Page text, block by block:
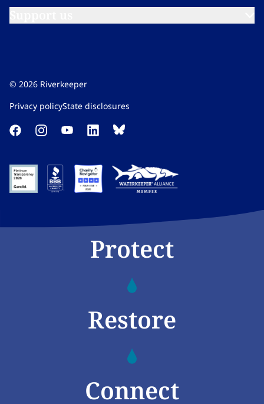
© 2026 Riverkeeper
Privacy policy​​​​‌ ‍ ​‍​‍‌‍ ‌ ​‍‌‍‍‌‌‍‌ ‌‍‍‌‌‍ ‍​‍​‍​ ‍‍​‍​‍‌ ​ ‌‍​‌‌‍ ‍‌‍‍‌‌ ‌​‌ ‍‌​‍ ‍‌‍‍‌‌‍ ​‍​‍​‍ ​​‍​‍‌‍‍​‌ ​‍‌‍‌‌‌‍‌‍​‍​‍​ ‍‍​‍​‍‌‍‍​‌ ‌​‌ ‌​‌ ​​‌ ​ ​ ‍‍​‍ ​‍ ‌‍​ ‌‍ ‌‌ ​ ​‍ ‍‌‍ ‌‌‍​‌‌‍‍‌‌‍ ‍​‍ ‍​ ​‍​ ​​​ ​‍​ ‌​‌ ​‍‌‍‌‌‌‍‌​‌‍‌‌‌ ​ ‌‍‍‌‌‍‌ ‌‍ ‍​‍ ‍‌ ​‍‌‍‍‌‌ ‌‍‌‍‌‌‌ ​‍‌‍‍ ‌‍‌‌‌‍‌‌‌ ​​‌‍‌‌‌ ​‍​‍ ‍‌‍ ‌ ​‍‌‍‌ ​‍ ‌‍‍‌‌‍ ‍‌ ‌​‌‍‌‌‌‍ ‍‌ ‌​​‍ ‌‍‌‌‌‍‌​‌‍‍‌‌ ‌​​‍ ‌‍ ‌‌‍ ‌‍‌​‌‍‌‌​ ‌‌ ​​‌ ​‍‌‍‌‌‌ ​ ‌‍‌‌‌‍ ‍‌ ‌​‌‍​‌‌ ‌​‌‍‍‌‌‍ ‌‍ ‍​ ‍ ‌‍‍‌‌‍‌​​ ‌‌‍‌‍‌‍ ‌‍ ‌ ‌​‌‍‌‌‌ ​‍​ ‍ ‌ ‌​‌ ‍‌‌ ​​‌‍‌‌​ ‌‌‍‌‍‌‍ ‌‍ ‌ ‌​‌‍‌‌‌ ​‍​ ‍ ‌ ​​‌‍​‌‌ ‌​‌‍‍​​ ‌‌‍​‌‌‍‌​‌‍‌​‌‍‍‌‌ ‌​‌‍‍‌‌‍ ‌‍ ‍‌‍​‌‌‍ ​‌​ ​‌‍‍‌‌‍ ‍‌‍‍ ‌ ​ ​‍‌‌​ ‌‌‌​​‍‌‌ ‌‍‍ ‌‍‌‌‌ ‍‌​‍‌‌​ ​ ‌​‌​​‍‌‌​ ​ ‌​‌​​‍‌‌​ ​‍​ ​‍‌‍​ ‌‍‌‍​ ​​​ ​‍​ ​‌​ ‌‍​ ‍‌​ ‌​​ ‌​‌‍​‌​ ​‍‌‍​ ​‍‌‌​ ​‍​ ​‍​‍‌‌​ ‌‌‌​‌​​‍ ‍‌ ‌​‌‍‌‌‌ ‍​‌ ‌​​ ‌‍​‍‌‍​‌‌ ​ ‌‍‌‌‌‌‌‌‌ ​‍‌‍ ​​ ‌‌‍‍​‌ ‌​‌ ‌​‌ ​​‌ ​ ​‍‌‌​ ​ ‌​​‌​‍‌‌​ ​‍‌​‌‍​‍‌‌​ ​‍‌​‌‍‌‍​ ‌‍ ‌‌ ​ ​‍ ‍‌‍ ‌‌‍​‌‌‍‍‌‌‍ ‍​‍ ‍​ ​‍​ ​​​ ​‍​ ‌​‌ ​‍‌‍‌‌‌‍‌​‌‍‌‌‌ ​ ‌‍‍‌‌‍‌ ‌‍ ‍​‍ ‍‌ ​‍‌‍‍‌‌ ‌‍‌‍‌‌‌ ​‍‌‍‍ ‌‍‌‌‌‍‌‌‌ ​​‌‍‌‌‌ ​‍​‍ ‍‌‍ ‌ ​‍‌‍‌ ​‍‌‍‌‍‍‌‌‍‌​​ ‌‌‍‌‍‌‍ ‌‍ ‌ ‌​‌‍‌‌‌ ​‍​‍‌‍‌ ‌​‌ ‍‌‌ ​​‌‍‌‌​ ‌‌‍‌‍‌‍ ‌‍ ‌ ‌​‌‍‌‌‌ ​‍​‍‌‍‌ ​​‌‍​‌‌ ‌​‌‍‍​​ ‌‌‍​‌‌‍‌​‌‍‌​‌‍‍‌‌ ‌​‌‍‍‌‌‍ ‌‍ ‍‌‍​‌‌‍ ​‌​ ​‌‍‍‌‌‍ ‍‌‍‍ ‌ ​ ​‍‌‌​ ‌‌‌​​‍‌‌ ‌‍‍ ‌‍‌‌‌ ‍‌​‍‌‌​ ​ ‌​‌​​‍‌‌​ ​ ‌​‌​​‍‌‌​ ​‍​ ​‍‌‍​ ‌‍‌‍​ ​​​ ​‍​ ​‌​ ‌‍​ ‍‌​ ‌​​ ‌​‌‍​‌​ ​‍‌‍​ ​‍‌‌​ ​‍​ ​‍​‍‌‌​ ‌‌‌​‌​​‍ ‍‌ ‌​‌‍‌‌‌ ‍​‌ ‌​​‍‌‍‌ ​​‌‍‌‌‌ ​‍‌ ​ ‌ ​​‌‍‌‌‌‍​ ‌ ‌​‌‍‍‌‌ ‌‍‌‍‌‌​ ‌‌ ​​‌ ‌‌‌‍​‍‌‍ ​‌‍‍‌‌ ​ ‌‍‍​‌‍‌‌‌‍‌​​‍​‍‌ ‌State disclosures​​​​‌ ‍ ​‍​‍‌‍ ‌ ​‍‌‍‍‌‌‍‌ ‌‍‍‌‌‍ ‍​‍​‍​ ‍‍​‍​‍‌ ​ ‌‍​‌‌‍ ‍‌‍‍‌‌ ‌​‌ ‍‌​‍ ‍‌‍‍‌‌‍ ​‍​‍​‍ ​​‍​‍‌‍‍​‌ ​‍‌‍‌‌‌‍‌‍​‍​‍​ ‍‍​‍​‍‌‍‍​‌ ‌​‌ ‌​‌ ​​‌ ​ ​ ‍‍​‍ ​‍ ‌‍​ ‌‍ ‌‌ ​ ​‍ ‍‌‍ ‌‌‍​‌‌‍‍‌‌‍ ‍​‍ ‍​ ​‍​ ​​​ ​‍​ ‌​‌ ​‍‌‍‌‌‌‍‌​‌‍‌‌‌ ​ ‌‍‍‌‌‍‌ ‌‍ ‍​‍ ‍‌ ​‍‌‍‍‌‌ ‌‍‌‍‌‌‌ ​‍‌‍‍ ‌‍‌‌‌‍‌‌‌ ​​‌‍‌‌‌ ​‍​‍ ‍‌‍ ‌ ​‍‌‍‌ ​‍ ‌‍‍‌‌‍ ‍‌ ‌​‌‍‌‌‌‍ ‍‌ ‌​​‍ ‌‍‌‌‌‍‌​‌‍‍‌‌ ‌​​‍ ‌‍ ‌‌‍ ‌‍‌​‌‍‌‌​ ‌‌ ​​‌ ​‍‌‍‌‌‌ ​ ‌‍‌‌‌‍ ‍‌ ‌​‌‍​‌‌ ‌​‌‍‍‌‌‍ ‌‍ ‍​ ‍ ‌‍‍‌‌‍‌​​ ‌‌‍‌‍‌‍ ‌‍ ‌ ‌​‌‍‌‌‌ ​‍​ ‍ ‌ ‌​‌ ‍‌‌ ​​‌‍‌‌​ ‌‌‍‌‍‌‍ ‌‍ ‌ ‌​‌‍‌‌‌ ​‍​ ‍ ‌ ​​‌‍​‌‌ ‌​‌‍‍​​ ‌‌‍​‌‌‍‌​‌‍‌​‌‍‍‌‌ ‌​‌‍‍‌‌‍ ‌‍ ‍‌‍​‌‌‍ ​‌​ ​‌‍‍‌‌‍ ‍‌‍‍ ‌ ​ ​‍‌‌​ ‌‌‌​​‍‌‌ ‌‍‍ ‌‍‌‌‌ ‍‌​‍‌‌​ ​ ‌​‌​​‍‌‌​ ​ ‌​‌​​‍‌‌​ ​‍​ ​‍​ ‌‍‌‍​ ‌‍‌‌​ ‍​‌‍‌‌​ ​​‌‍‌​​ ​‍‌‍​‌​ ‌​​ ‍​​ ‍​​‍‌‌​ ​‍​ ​‍​‍‌‌​ ‌‌‌​‌​​‍ ‍‌ ‌​‌‍‌‌‌ ‍​‌ ‌​​ ‌‍​‍‌‍​‌‌ ​ ‌‍‌‌‌‌‌‌‌ ​‍‌‍ ​​ ‌‌‍‍​‌ ‌​‌ ‌​‌ ​​‌ ​ ​‍‌‌​ ​ ‌​​‌​‍‌‌​ ​‍‌​‌‍​‍‌‌​ ​‍‌​‌‍‌‍​ ‌‍ ‌‌ ​ ​‍ ‍‌‍ ‌‌‍​‌‌‍‍‌‌‍ ‍​‍ ‍​ ​‍​ ​​​ ​‍​ ‌​‌ ​‍‌‍‌‌‌‍‌​‌‍‌‌‌ ​ ‌‍‍‌‌‍‌ ‌‍ ‍​‍ ‍‌ ​‍‌‍‍‌‌ ‌‍‌‍‌‌‌ ​‍‌‍‍ ‌‍‌‌‌‍‌‌‌ ​​‌‍‌‌‌ ​‍​‍ ‍‌‍ ‌ ​‍‌‍‌ ​‍‌‍‌‍‍‌‌‍‌​​ ‌‌‍‌‍‌‍ ‌‍ ‌ ‌​‌‍‌‌‌ ​‍​‍‌‍‌ ‌​‌ ‍‌‌ ​​‌‍‌‌​ ‌‌‍‌‍‌‍ ‌‍ ‌ ‌​‌‍‌‌‌ ​‍​‍‌‍‌ ​​‌‍​‌‌ ‌​‌‍‍​​ ‌‌‍​‌‌‍‌​‌‍‌​‌‍‍‌‌ ‌​‌‍‍‌‌‍ ‌‍ ‍‌‍​‌‌‍ ​‌​ ​‌‍‍‌‌‍ ‍‌‍‍ ‌ ​ ​‍‌‌​ ‌‌‌​​‍‌‌ ‌‍‍ ‌‍‌‌‌ ‍‌​‍‌‌​ ​ ‌​‌​​‍‌‌​ ​ ‌​‌​​‍‌‌​ ​‍​ ​‍​ ‌‍‌‍​ ‌‍‌‌​ ‍​‌‍‌‌​ ​​‌‍‌​​ ​‍‌‍​‌​ ‌​​ ‍​​ ‍​​‍‌‌​ ​‍​ ​‍​‍‌‌​ ‌‌‌​‌​​‍ ‍‌ ‌​‌‍‌‌‌ ‍​‌ ‌​​‍‌‍‌ ​​‌‍‌‌‌ ​‍‌ ​ ‌ ​​‌‍‌‌‌‍​ ‌ ‌​‌‍‍‌‌ ‌‍‌‍‌‌​ ‌‌ ​​‌ ‌‌‌‍​‍‌‍ ​‌‍‍‌‌ ​ ‌‍‍​‌‍‌‌‌‍‌​​‍​‍‌ ‌
Protect
Restore
Connect